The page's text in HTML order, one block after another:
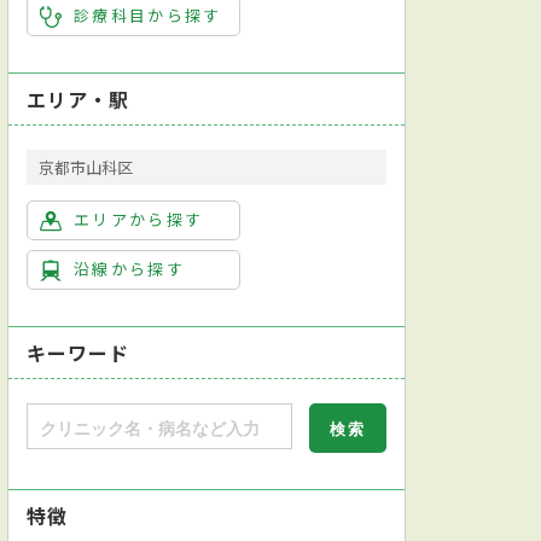
診療科目から探す
エリア・駅
京都市山科区
エリアから探す
沿線から探す
キーワード
特徴